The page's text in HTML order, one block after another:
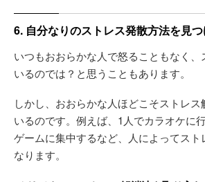
6. 自分なりのストレス発散方法を見
いつもおおらかな人で怒ることもなく、
いるのでは？と思うこともあります。
しかし、おおらかな人ほどこそストレ
いるのです。例えば、1人でカラオケに
ゲームに集中するなど、人によってス
なります。